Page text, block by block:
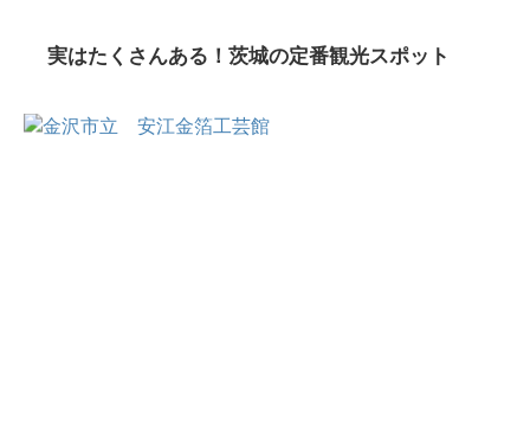
実はたくさんある！茨城の定番観光スポット